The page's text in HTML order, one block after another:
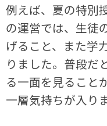
例えば、夏の特別
の運営では、生徒
げること、また学
りました。普段だ
る一面を見ること
一層気持ちが入り